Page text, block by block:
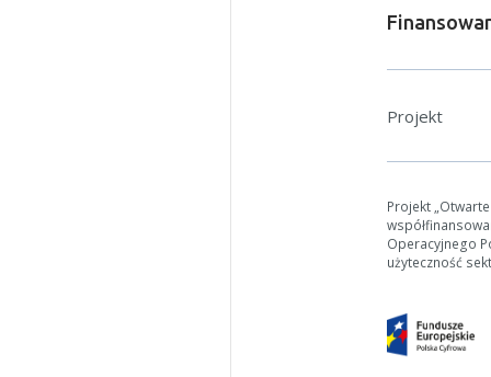
Projekt
Projekt
Operacyjnego
użyteczność